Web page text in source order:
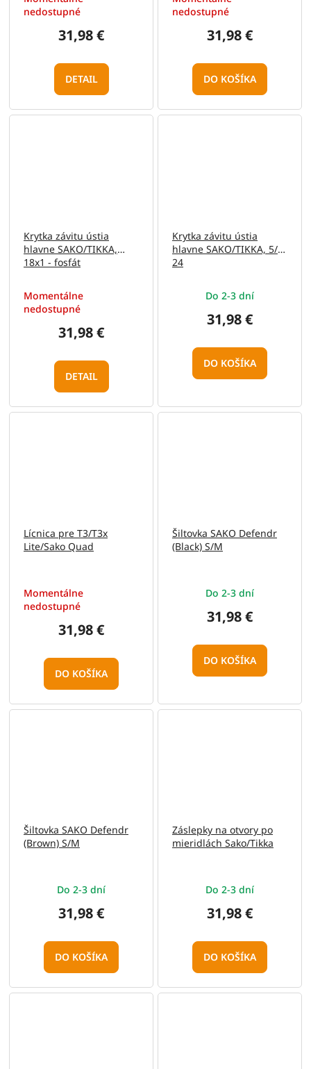
nedostupné
31,98 €
DETAIL
nedostupné
31,98 €
DO KOŠÍKA
Krytka závitu ústia
hlavne SAKO/TIKKA,
18x1 - fosfát
Momentálne
nedostupné
31,98 €
DETAIL
Krytka závitu ústia
hlavne SAKO/TIKKA, 5/8-
24
Do 2-3 dní
31,98 €
DO KOŠÍKA
Lícnica pre T3/T3x
Lite/Sako Quad
Momentálne
nedostupné
31,98 €
DO KOŠÍKA
Šiltovka SAKO Defendr
(Black) S/M
Do 2-3 dní
31,98 €
DO KOŠÍKA
Šiltovka SAKO Defendr
(Brown) S/M
Do 2-3 dní
31,98 €
DO KOŠÍKA
Záslepky na otvory po
mieridlách Sako/Tikka
Do 2-3 dní
31,98 €
DO KOŠÍKA